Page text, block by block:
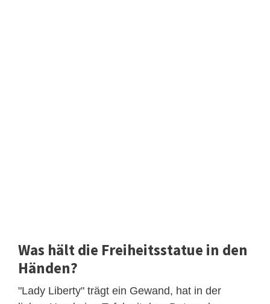
Was hält die Freiheitsstatue in den
Händen?
"Lady Liberty" trägt ein Gewand, hat in der